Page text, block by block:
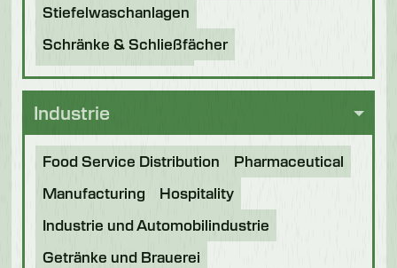
Stiefelwaschanlagen
Schränke & Schließfächer
Messersterilisatoren
Industrie
Food Service Distribution
Pharmaceutical
Manufacturing
Hospitality
Industrie und Automobilindustrie
Getränke und Brauerei